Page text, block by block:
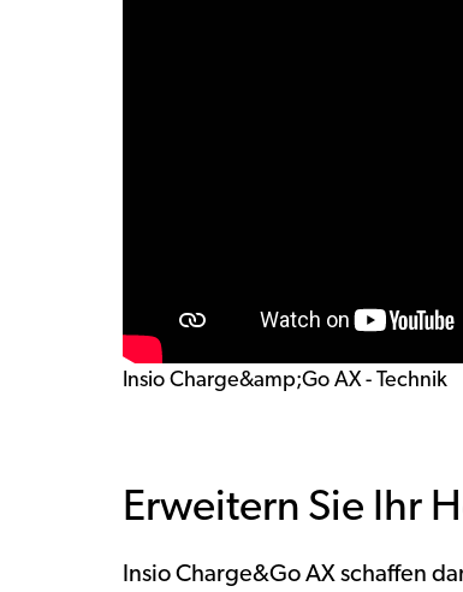
Insio Charge&amp;Go AX - Technik
Erweitern Sie Ihr
Insio Charge&Go AX schaffen